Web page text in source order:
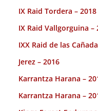
IX Raid Tordera – 2018
IX Raid Vallgorguina –
IXX Raid de las
Jerez – 2016
Karrantza Harana –
Karrantza Harana –